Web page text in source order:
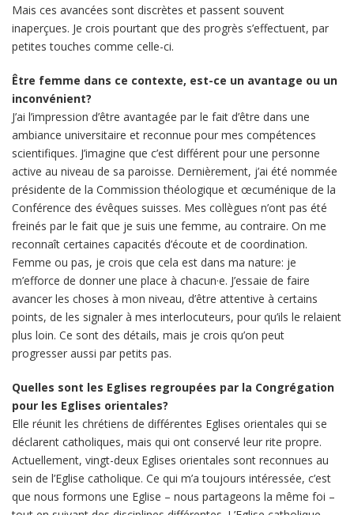
Mais ces avancées sont discrètes et passent souvent
inaperçues. Je crois pourtant que des progrès s’effectuent, par
petites touches comme celle-ci.
Être femme dans ce contexte, est-ce un avantage ou un
inconvénient?
J’ai l’impression d’être avantagée par le fait d’être dans une
ambiance universitaire et reconnue pour mes compétences
scientifiques. J’imagine que c’est différent pour une personne
active au niveau de sa paroisse. Dernièrement, j’ai été nommée
présidente de la Commission théologique et œcuménique de la
Conférence des évêques suisses. Mes collègues n’ont pas été
freinés par le fait que je suis une femme, au contraire. On me
reconnaît certaines capacités d’écoute et de coordination.
Femme ou pas, je crois que cela est dans ma nature: je
m’efforce de donner une place à chacun·e. J’essaie de faire
avancer les choses à mon niveau, d’être attentive à certains
points, de les signaler à mes interlocuteurs, pour qu’ils le relaient
plus loin. Ce sont des détails, mais je crois qu’on peut
progresser aussi par petits pas.
Quelles sont les Eglises regroupées par la Congrégation
pour les Eglises orientales?
Elle réunit les chrétiens de différentes Eglises orientales qui se
déclarent catholiques, mais qui ont conservé leur rite propre.
Actuellement, vingt-deux Eglises orientales sont reconnues au
sein de l’Eglise catholique. Ce qui m’a toujours intéressée, c’est
que nous formons une Eglise – nous partageons la même foi –